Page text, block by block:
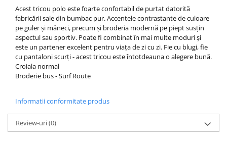
Acest tricou polo este foarte confortabil de purtat datorită
fabricării sale din bumbac pur.Accentele contrastante de culoare
pe guler și mâneci, precum și broderia modernă pe piept susțin
aspectul sau sportiv. Poate fi combinat în mai multe moduri și
este un partener excelent pentru viața de zi cu zi. Fie cu blugi, fie
cu pantaloni scurți - acest tricou este întotdeauna o alegere bună.
Croiala normal
Broderie bus - Surf Route
Informatii conformitate produs
Review-uri(0)